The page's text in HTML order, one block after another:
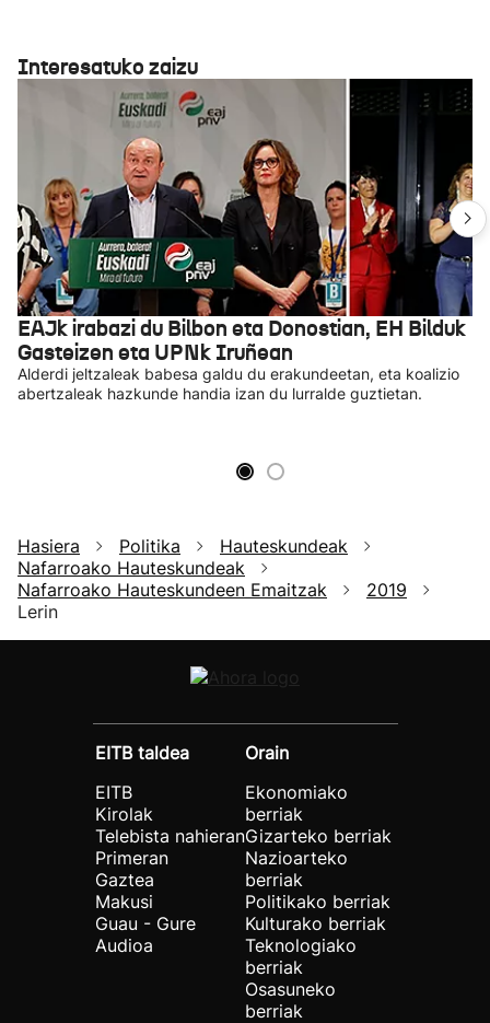
Interesatuko zaizu
EAJk irabazi du Bilbon eta Donostian, EH Bilduk
Gasteizen eta UPNk Iruñean
Alderdi jeltzaleak babesa galdu du erakundeetan, eta koalizio
abertzaleak hazkunde handia izan du lurralde guztietan.
Hasiera Politika
Hauteskundeak
Nafarroako Hauteskundeak
Nafarroako Hauteskundeen Emaitzak
2019
Lerin
EITB taldea
EITB
Kirolak
Telebista nahieran
Primeran
Gaztea
Makusi
Guau - Gure
Audioa
Orain
Ekonomiako
berriak
Gizarteko berriak
Nazioarteko
berriak
Politikako berriak
Kulturako berriak
Teknologiako
berriak
Osasuneko
berriak